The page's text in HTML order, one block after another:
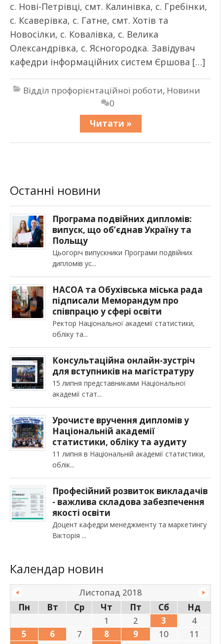
с. Нові-Петрівці, смт. Калинівка, с. Гребінки,
с. Ксаверівка, с. Гатне, смт. Хотів та
Новосілки, с. Ковалівка, с. Велика
Олександрівка, с. Ясногородка. Завідувач
кафедри інформаційних систем Єршова […]
Відділ профорієнтаційної роботи, Новини
0
Читати »
Останні новини
Програма подвійних дипломів:
випуск, що об’єднав Україну та
Польщу
Цьогоріч випускники Програми подвійних
дипломів ус
НАСОА та Обухівська міська рада
підписали Меморандум про
співпрацю у сфері освіти
Ректор Національної академії статистики,
обліку та
Консультаційна онлайн-зустріч
для вступників на магістратуру
15 липня представниками Національної
академії стат
Урочисте вручення дипломів у
Національній академії
статистики, обліку та аудиту
11 липня в Національній академії статистики,
облік
Професійний розвиток викладачів
- важлива складова забезпечення
якості освіти
Доцент кафедри менеджменту та маркетингу
Вікторія
Календар новин
Листопад 2018
Пн
Вт Ср Чт Пт Сб
Нд
1
2 3
4
5
6 7 8 9 10
11